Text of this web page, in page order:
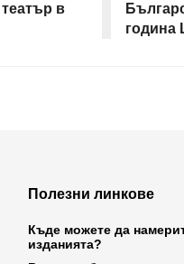
в
година
Полезни линкове
Къде можете да
изданията?